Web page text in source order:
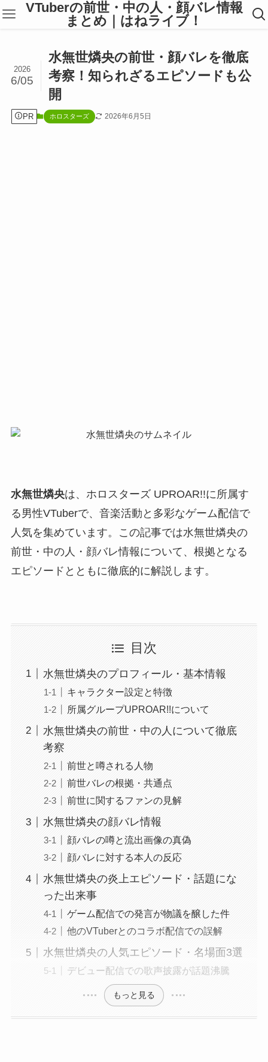
VTuberの前世・中の人・顔バレ情報
まとめ｜はねライブ！
水無世燐央の前世・顔バレを徹底
考察！知られざるエピソードも公
開
2026
6/05
PR ホロスターズ 2026年6月5日
水無世燐央は、ホロスターズ UPROAR!!に所属す
る男性VTuberで、音楽活動と多彩なゲーム配信で
人気を集めています。この記事では水無世燐央の
前世・中の人・顔バレ情報について、根拠となる
エピソードとともに徹底的に解説します。
目次
水無世燐央のプロフィール・基本情報
キャラクター設定と特徴
所属グループUPROAR!!について
水無世燐央の前世・中の人について徹底
考察
前世と噂される人物
前世バレの根拠・共通点
前世に関するファンの見解
水無世燐央の顔バレ情報
顔バレの噂と流出画像の真偽
顔バレに対する本人の反応
水無世燐央の炎上エピソード・話題にな
った出来事
ゲーム配信での発言が物議を醸した件
他のVTuberとのコラボ配信での誤解
水無世燐央の人気エピソード・名場面3選
デビュー配信での歌声披露が話題沸騰
もっと見る